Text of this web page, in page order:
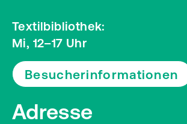
Textilbibliothek:
Mi, 12–17 Uhr
Besucherinformationen
Adresse